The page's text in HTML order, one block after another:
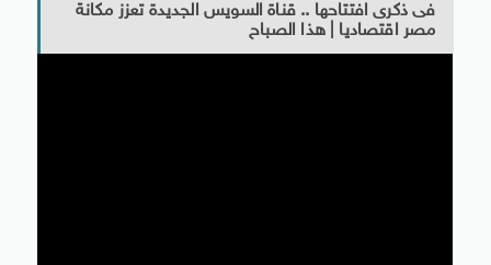
فى ذكرى افتتاحها .. قناة السويس الجديدة تعزز مكانة
مصر اقتصاديا | هذا الصباح